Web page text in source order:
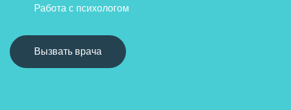
Работа с психологом
Вызвать врача